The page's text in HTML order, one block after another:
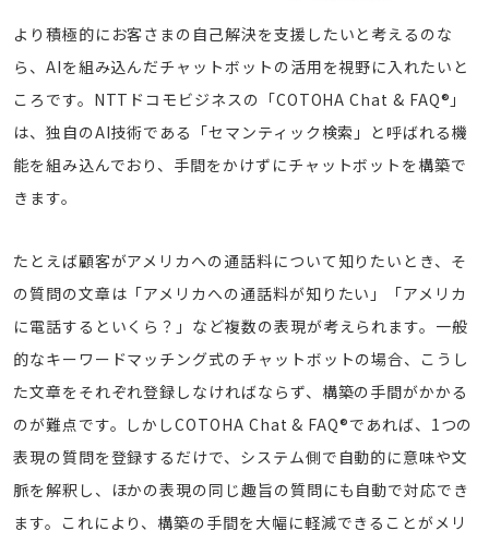
より積極的にお客さまの自己解決を支援したいと考えるのな
ら、AIを組み込んだチャットボットの活用を視野に入れたいと
ころです。NTTドコモビジネスの「COTOHA Chat & FAQ®」
は、独自のAI技術である「セマンティック検索」と呼ばれる機
能を組み込んでおり、手間をかけずにチャットボットを構築で
きます。
たとえば顧客がアメリカへの通話料について知りたいとき、そ
の質問の文章は「アメリカへの通話料が知りたい」「アメリカ
に電話するといくら？」など複数の表現が考えられます。一般
的なキーワードマッチング式のチャットボットの場合、こうし
た文章をそれぞれ登録しなければならず、構築の手間がかかる
のが難点です。しかしCOTOHA Chat & FAQ®であれば、1つの
表現の質問を登録するだけで、システム側で自動的に意味や文
脈を解釈し、ほかの表現の同じ趣旨の質問にも自動で対応でき
ます。これにより、構築の手間を大幅に軽減できることがメリ